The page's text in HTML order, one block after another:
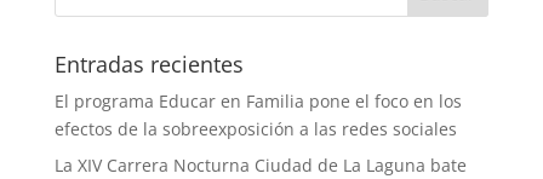
Entradas recientes
El programa Educar en Familia pone el foco en los
efectos de la sobreexposición a las redes sociales
La XIV Carrera Nocturna Ciudad de La Laguna bate